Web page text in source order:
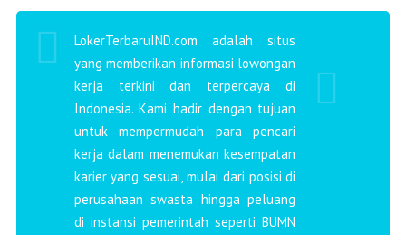
LokerTerbaruIND.com adalah situs
yang memberikan informasi lowongan
kerja terkini dan terpercaya di
Indonesia. Kami hadir dengan tujuan
untuk mempermudah para pencari
kerja dalam menemukan kesempatan
karier yang sesuai, mulai dari posisi di
perusahaan swasta hingga peluang
di instansi pemerintah seperti BUMN